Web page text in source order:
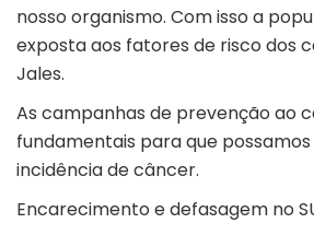
nosso organismo. Com isso a
exposta aos fatores de risco dos
Jales.
As campanhas de prevenção ao
fundamentais para que
incidência de câncer.
Encarecimento e defasagem no